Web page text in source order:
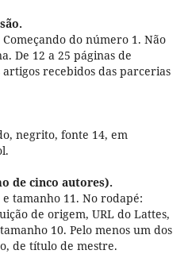
do número 1. Não
De 12 a 25 páginas de
recebidos das parcerias
negrito, fonte 14, em
de cinco autores).
tamanho 11. No rodapé:
de origem, URL do Lattes,
10. Pelo menos um dos
de título de mestre.